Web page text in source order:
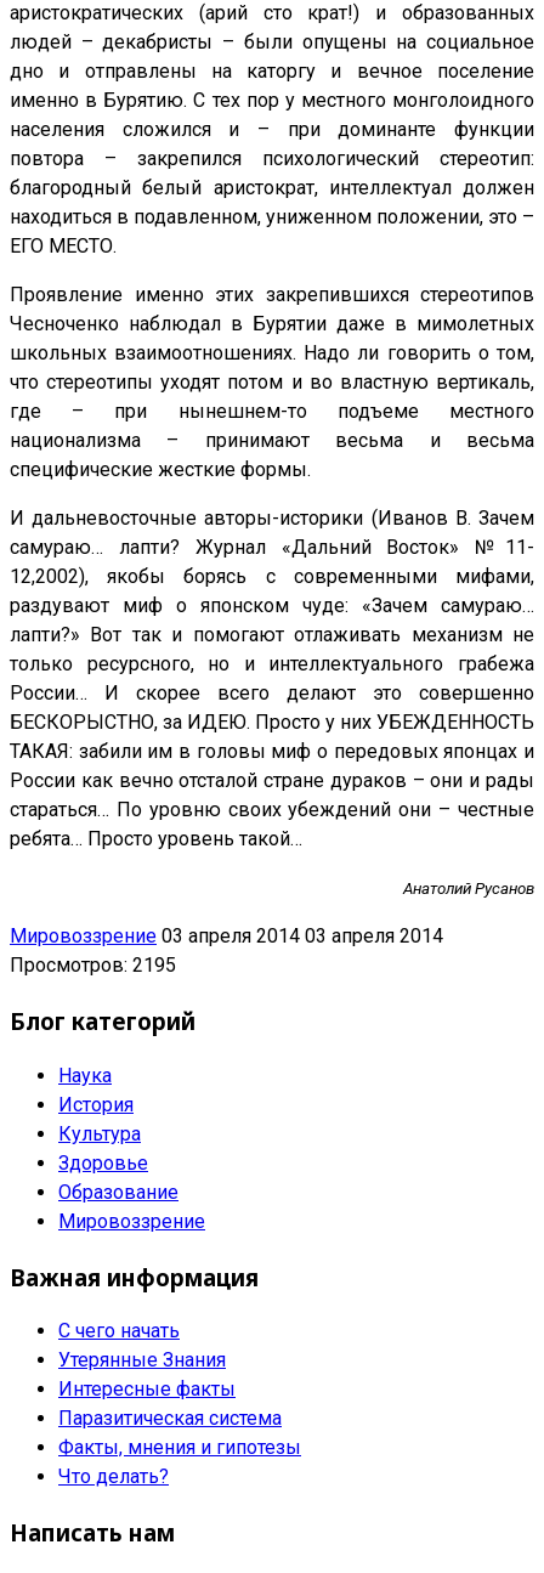
аристократических (арий сто крат!) и образованных
людей – декабристы – были опущены на социальное
дно и отправлены на каторгу и вечное поселение
именно в Бурятию. С тех пор у местного монголоидного
населения сложился и – при доминанте функции
повтора – закрепился психологический стереотип:
благородный белый аристократ, интеллектуал должен
находиться в подавленном, униженном положении, это –
ЕГО МЕСТО.
Проявление именно этих закрепившихся стереотипов
Чесноченко наблюдал в Бурятии даже в мимолетных
школьных взаимоотношениях. Надо ли говорить о том,
что стереотипы уходят потом и во властную вертикаль,
где – при нынешнем-то подъеме местного
национализма – принимают весьма и весьма
специфические жесткие формы.
И дальневосточные авторы-историки (Иванов В. Зачем
самураю… лапти? Журнал «Дальний Восток» №11-
12,2002), якобы борясь с современными мифами,
раздувают миф о японском чуде: «Зачем самураю…
лапти?» Вот так и помогают отлаживать механизм не
только ресурсного, но и интеллектуального грабежа
России… И скорее всего делают это совершенно
БЕСКОРЫСТНО, за ИДЕЮ. Просто у них УБЕЖДЕННОСТЬ
ТАКАЯ: забили им в головы миф о передовых японцах и
России как вечно отсталой стране дураков – они и рады
стараться… По уровню своих убеждений они – честные
ребята… Просто уровень такой…
Анатолий Русанов
Мировоззрение 03 апреля 2014 03 апреля 2014
Просмотров: 2195
Блог категорий
Наука
История
Культура
Здоровье
Образование
Мировоззрение
Важная информация
С чего начать
Утерянные Знания
Интересные факты
Паразитическая система
Факты, мнения и гипотезы
Что делать?
Написать нам